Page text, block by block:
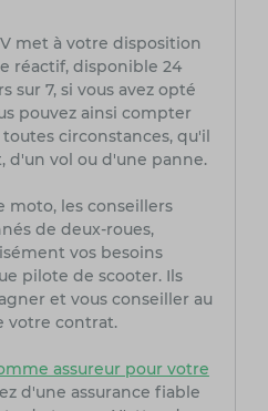
met à votre disposition
réactif, disponible 24
sur 7, si vous avez opté
pouvez ainsi compter
circonstances, qu'il
d'un vol ou d'une panne.
moto, les conseillers
de deux-roues,
vos besoins
pilote de scooter. Ils
et vous conseiller au
votre contrat.
assureur pour votre
d'une assurance fiable